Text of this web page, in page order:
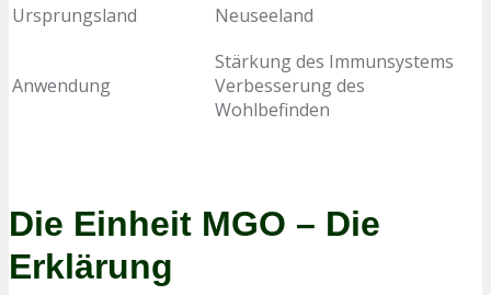
Ursprungsland
Neuseeland
Anwendung
Stärkung des Immunsystems
Verbesserung des
Wohlbefinden
Die Einheit MGO – Die
Erklärung